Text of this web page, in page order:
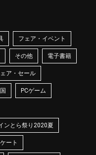
フェア・イベント
その他 電子書籍
ア・セール
PCゲーム
ンとら祭り2020夏
ート